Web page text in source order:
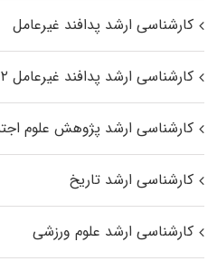
کارشناسی ارشد پدافند غیرعامل
کارشناسی ارشد پدافند غیرعامل ۲
کارشناسی ارشد پژوهش علوم
کارشناسی ارشد تاریخ
کارشناسی ارشد علوم ورزشی